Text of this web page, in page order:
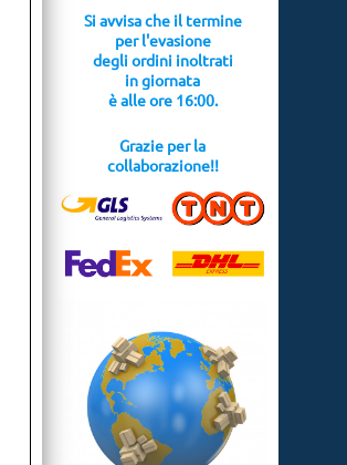
Si avvisa che il termine
per l'evasione
degli ordini inoltrati
in giornata
èalle ore 16:00.
Grazie per la
collaborazione!!